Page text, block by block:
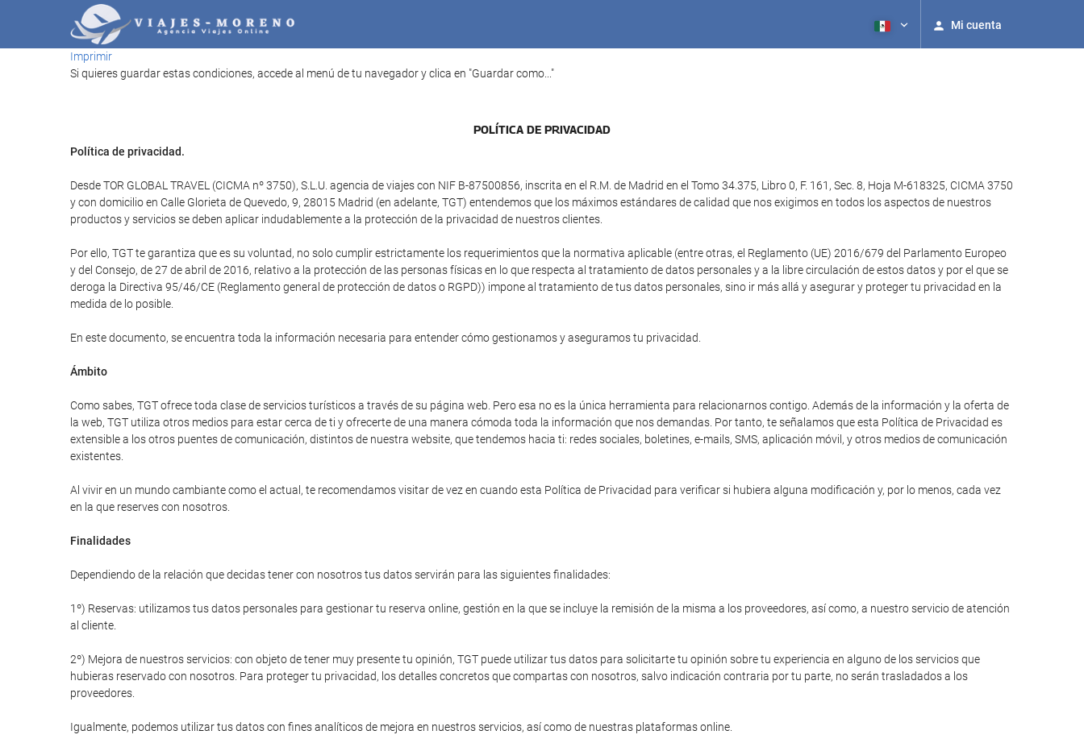
Mi cuenta
Imprimir
Si quieres guardar estas condiciones, accede al menú de tu navegador y clica en "Guardar como..."
POLÍTICA DE PRIVACIDAD
Política de privacidad.
Desde TOR GLOBAL TRAVEL (CICMA nº 3750), S.L.U. agencia de viajes con NIF B-87500856, inscrita en el R.M. de Madrid en el Tomo 34.375, Libro 0, F. 161, Sec. 8, Hoja M-618325, CICMA 3750
y con domicilio en Calle Glorieta de Quevedo, 9, 28015 Madrid (en adelante, TGT) entendemos que los máximos estándares de calidad que nos exigimos en todos los aspectos de nuestros
productos y servicios se deben aplicar indudablemente a la protección de la privacidad de nuestros clientes.
Por ello, TGT te garantiza que es su voluntad, no solo cumplir estrictamente los requerimientos que la normativa aplicable (entre otras, el Reglamento (UE) 2016/679 del Parlamento Europeo
y del Consejo, de 27 de abril de 2016, relativo a la protección de las personas físicas en lo que respecta al tratamiento de datos personales y a la libre circulación de estos datos y por el que se
deroga la Directiva 95/46/CE (Reglamento general de protección de datos o RGPD)) impone al tratamiento de tus datos personales, sino ir más allá y asegurar y proteger tu privacidad en la
medida de lo posible.
En este documento, se encuentra toda la información necesaria para entender cómo gestionamos y aseguramos tu privacidad.
Ámbito
Como sabes, TGT ofrece toda clase de servicios turísticos a través de su página web. Pero esa no es la única herramienta para relacionarnos contigo. Además de la información y la oferta de
la web, TGT utiliza otros medios para estar cerca de ti y ofrecerte de una manera cómoda toda la información que nos demandas. Por tanto, te señalamos que esta Política de Privacidad es
extensible a los otros puentes de comunicación, distintos de nuestra website, que tendemos hacia ti: redes sociales, boletines, e-mails, SMS, aplicación móvil, y otros medios de comunicación
existentes.
Al vivir en un mundo cambiante como el actual, te recomendamos visitar de vez en cuando esta Política de Privacidad para verificar si hubiera alguna modificación y, por lo menos, cada vez
en la que reserves con nosotros.
Finalidades
Dependiendo de la relación que decidas tener con nosotros tus datos servirán para las siguientes finalidades:
1º) Reservas: utilizamos tus datos personales para gestionar tu reserva online, gestión en la que se incluye la remisión de la misma a los proveedores, así como, a nuestro servicio de atención
al cliente.
2º) Mejora de nuestros servicios: con objeto de tener muy presente tu opinión, TGT puede utilizar tus datos para solicitarte tu opinión sobre tu experiencia en alguno de los servicios que
hubieras reservado con nosotros. Para proteger tu privacidad, los detalles concretos que compartas con nosotros, salvo indicación contraria por tu parte, no serán trasladados a los
proveedores.
Igualmente, podemos utilizar tus datos con fines analíticos de mejora en nuestros servicios, así como de nuestras plataformas online.